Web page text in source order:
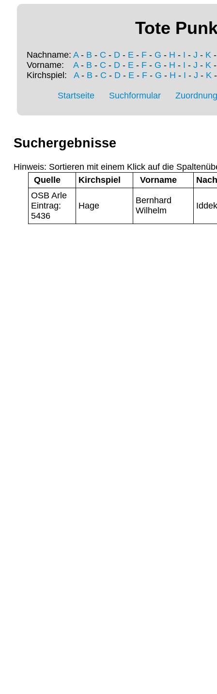
Tote
Nachname: A- B - C - D - E - F - G - H - I - J - K
Vorname: A- B - C - D - E - F - G - H - I - J - K
Kirchspiel: A- B - C - D- E- F- G - H - I - J - K
Startseite Suchformular
Suchergebnisse
Hinweis: Sortieren mit einem Klick auf die
Quelle
Kirchspiel Vorname
OSB Arle
Eintrag:
5436
Hage
Bernhard
Wilhelm